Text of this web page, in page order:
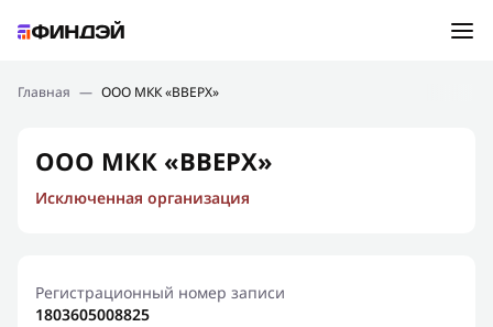
Подбор займа
Новости
Финансовое просвещение
Главная — ООО МКК «ВВЕРХ»
ООО МКК «ВВЕРХ»
Исключенная организация
Регистрационный номер записи
1803605008825
Ошибка:Контактная форма не найдена.
Спасибо, что написали нам
Мы свяжемся с Вами в ближайшее время и сообщим
результат
Отправить новый запрос